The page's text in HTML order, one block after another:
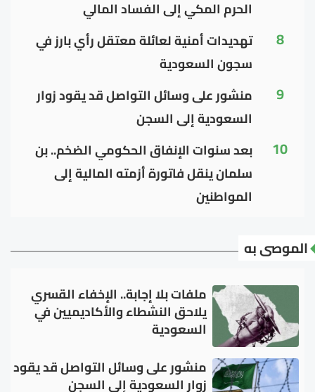
الحرم المكي إلى الفساد المالي
8
تهديدات أمنية لعائلة معتقل رأي بارز في
سجون السعودية
9
منشور على وسائل التواصل قد يقود زوار
السعودية إلى السجن
10
بعد سنوات الإنفاق الحكومي الضخم.. بن
سلمان ينقل فاتورة أزمته المالية إلى
المواطنين
الموصى به
ملفات بلا إجابة.. الإخفاء القسري
يلاحق النشطاء والأكاديميين في
السعودية
منشور على وسائل التواصل قد يقود
زوار السعودية إلى السجن